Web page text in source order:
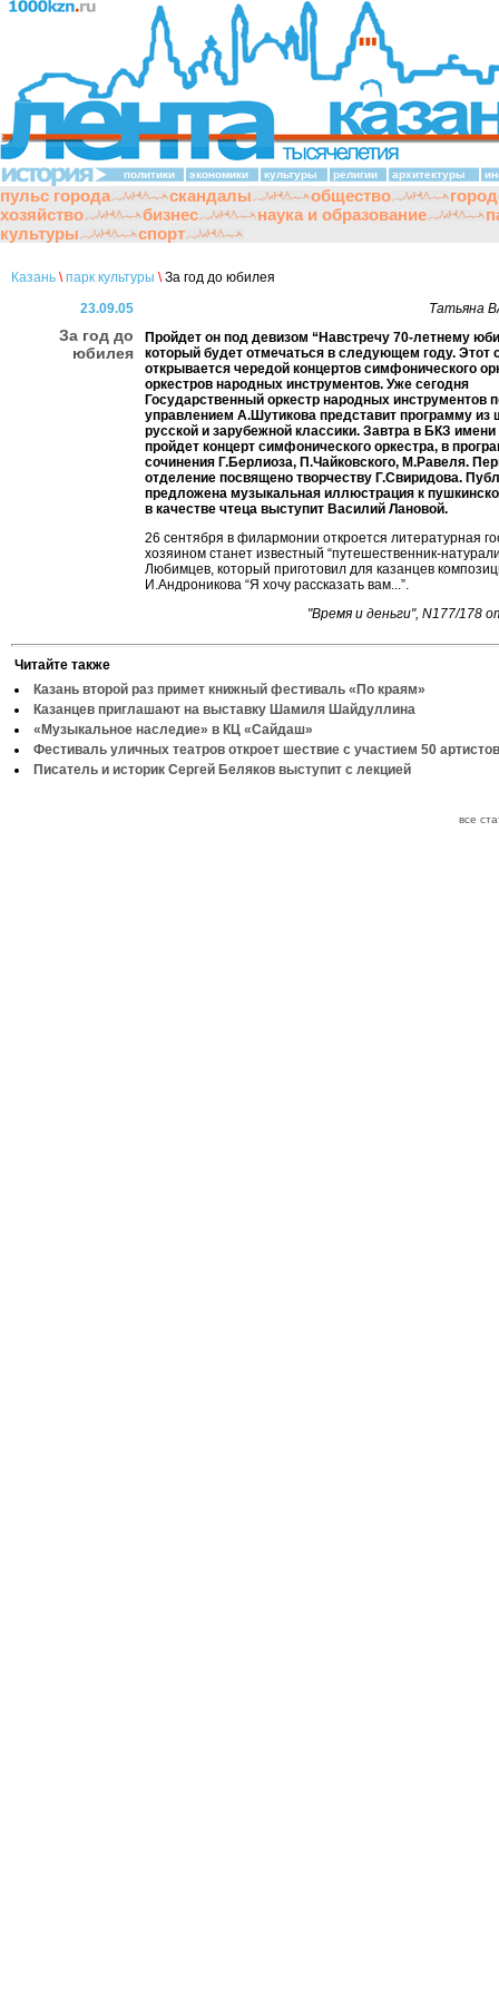
политики экономики культуры религии архитектуры
пульс города скандалы общество
хозяйство
бизнес наука и образование
культуры
спорт
Казань \ парк культуры \За год до юбилея
23.09.05
За год до
юбилея
Татьяна
Пройдет он под девизом “Навстречу 70-летнему
который будет отмечаться в следующем году. Этот
открывается чередой концертов симфонического
оркестров народных инструментов. Уже сегодня
Государственный оркестр народных инструментов
управлением А.Шутикова представит программу из
русской и зарубежной классики. Завтра в БКЗ
пройдет концерт симфонического оркестра, в
сочинения Г.Берлиоза, П.Чайковского, М.Равеля.
отделение посвящено творчеству Г.Свиридова.
предложена музыкальная иллюстрация к
в качестве чтеца выступит Василий Лановой.
26 сентября в филармонии откроется литературная
хозяином станет известный “путешественник-
Любимцев, который приготовил для казанцев
И.Андроникова “Я хочу рассказать вам...”.
"Время и деньги", N177/178
Читайте также
Казань второй раз примет книжный фестиваль «По краям»
Казанцев приглашают на выставку Шамиля Шайдуллина
«Музыкальное наследие» в КЦ «Сайдаш»
Фестиваль уличных театров откроет шествие с участием 50 артистов
Писатель и историк Сергей Беляков выступит с лекцией
все